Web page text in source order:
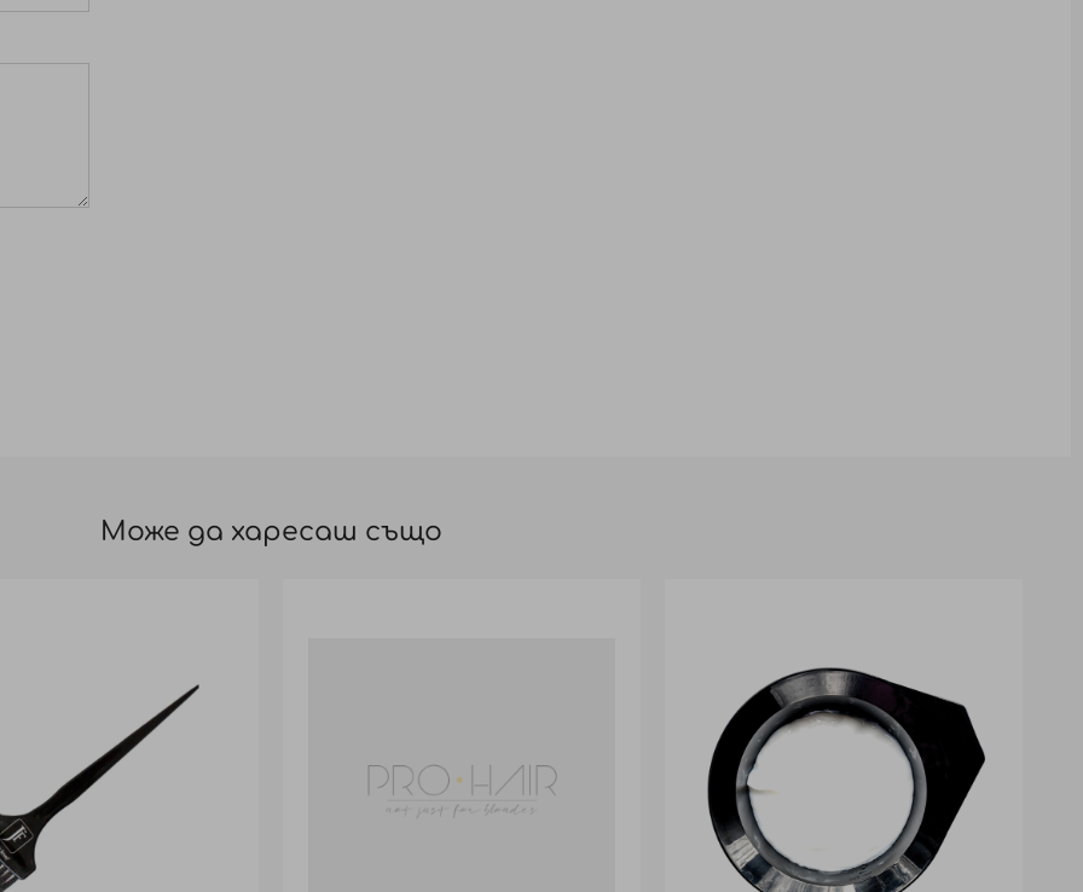
Може да харесаш също